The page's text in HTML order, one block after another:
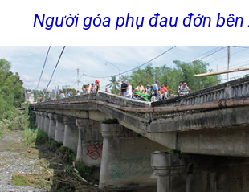
Người góa phụ đau đớn